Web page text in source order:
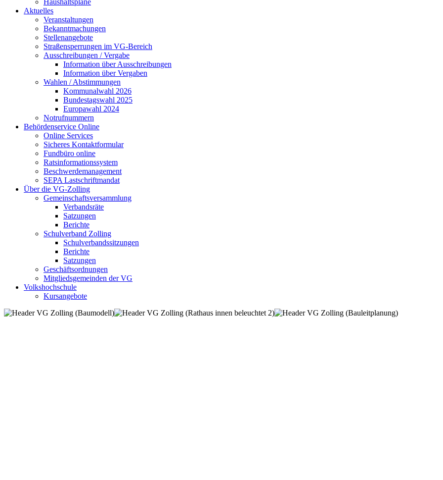
Haushaltspläne
Aktuelles
Veranstaltungen
Bekanntmachungen
Stellenangebote
Straßensperrungen im VG-Bereich
Ausschreibungen / Vergabe
Information über Ausschreibungen
Information über Vergaben
Wahlen / Abstimmungen
Kommunalwahl 2026
Bundestagswahl 2025
Europawahl 2024
Notrufnummern
Behördenservice Online
Online Services
Sicheres Kontaktformular
Fundbüro online
Ratsinformationssystem
Beschwerdemanagement
SEPA Lastschriftmandat
Über die VG-Zolling
Gemeinschaftsversammlung
Verbandsräte
Satzungen
Berichte
Schulverband Zolling
Schulverbandssitzungen
Berichte
Satzungen
Geschäftsordnungen
Mitgliedsgemeinden der VG
Volkshochschule
Kursangebote